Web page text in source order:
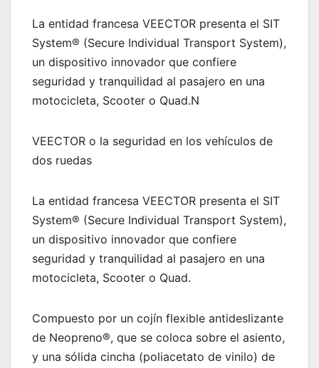
La entidad francesa VEECTOR presenta el SIT
System® (Secure Individual Transport System),
un dispositivo innovador que confiere
seguridad y tranquilidad al pasajero en una
motocicleta, Scooter o Quad.N
VEECTOR o la seguridad en los vehículos de
dos ruedas
La entidad francesa VEECTOR presenta el SIT
System® (Secure Individual Transport System),
un dispositivo innovador que confiere
seguridad y tranquilidad al pasajero en una
motocicleta, Scooter o Quad.
Compuesto por un cojín flexible antideslizante
de Neopreno®, que se coloca sobre el asiento,
y una sólida cincha (poliacetato de vinilo) de